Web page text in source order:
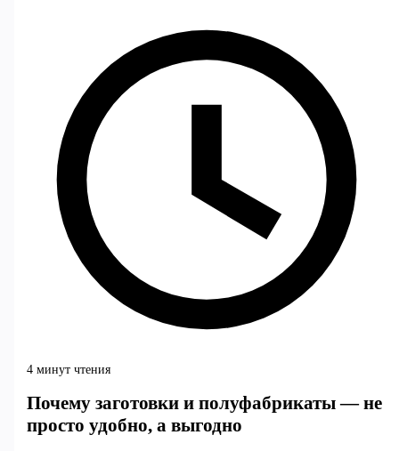
4 минут чтения
Почему заготовки и полуфабрикаты — не
просто удобно, а выгодно